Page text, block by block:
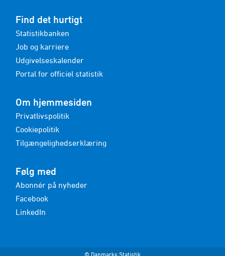
Find det hurtigt
Statistikbanken
Job og karriere
Udgivelseskalender
Portal for officiel statistik
Om hjemmesiden
Privatlivspolitik
Cookiepolitik
Tilgængelighedserklæring
Følg med
Abonnér på nyheder
Facebook
LinkedIn
© Danmarks Statistik